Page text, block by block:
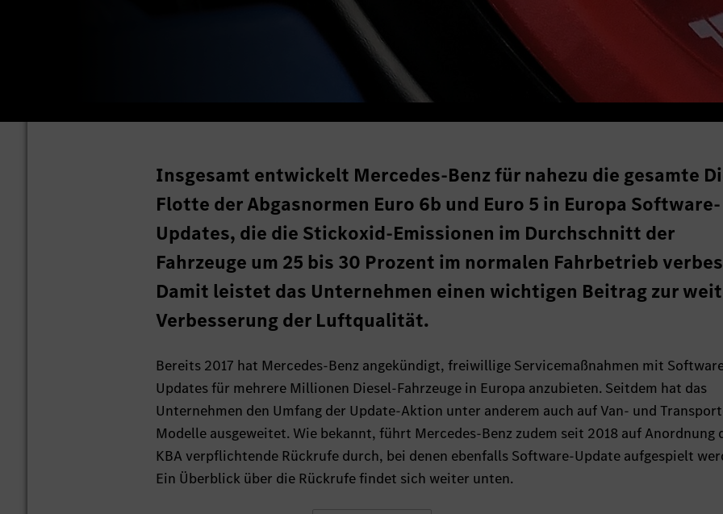
Insgesamt entwickelt Mercedes-Benz für nahezu die gesamte
Flotte der Abgasnormen Euro 6b und Euro 5 in Europa Software-
Updates, die die Stickoxid-Emissionen im Durchschnitt der
Fahrzeuge um 25 bis 30 Prozent im normalen Fahrbetrieb
Damit leistet das Unternehmen einen wichtigen Beitrag zur
Verbesserung der Luftqualität.
Bereits 2017 hat Mercedes-Benz angekündigt, freiwillige Servicemaßnahmen mit
Updates für mehrere Millionen Diesel-Fahrzeuge in Europa anzubieten. Seitdem hat das
Unternehmen den Umfang der Update-Aktion unter anderem auch auf Van- und
Modelle ausgeweitet. Wie bekannt, führt Mercedes-Benz zudem seit 2018 auf Anordnung
KBA verpflichtende Rückrufe durch, bei denen ebenfalls Software-Update aufgespielt
Ein Überblick über die Rückrufe findet sich weiter unten.